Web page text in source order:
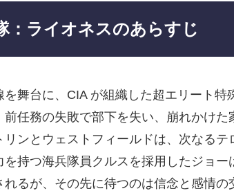
：ライオネスのあらすじ
を舞台に、CIA が組織した超エリート
任務の失敗で部下を失い、崩れかけ
リンとウェストフィールドは、次なる
を持つ海兵隊員クルスを採用したジョ
るが、その先に待つのは信念と感情